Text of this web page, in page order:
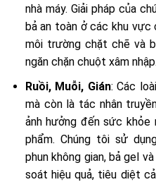
nhà máy. Giải pháp của
bả an toàn ở các khu
môi trường chặt chẽ và
ngăn chặn chuột xâm nhập.
Ruồi, Muỗi, Gián: Các
mà còn là tác nhân
ảnh hưởng đến sức khỏe
phẩm. Chúng tôi sử
phun không gian, bả gel
soát hiệu quả, tiêu diệt